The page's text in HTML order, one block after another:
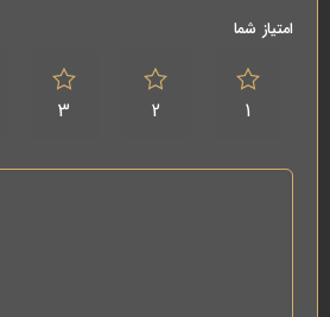
امتیاز شما
1
2
3